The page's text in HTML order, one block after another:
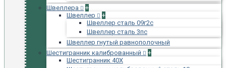
Швеллера
+
Швеллер
+
Швеллер сталь 09г2с
Швеллер сталь 3пс
Швеллер гнутый равнополочный
Шестигранник калиброванный
+
Шестигранник 40Х